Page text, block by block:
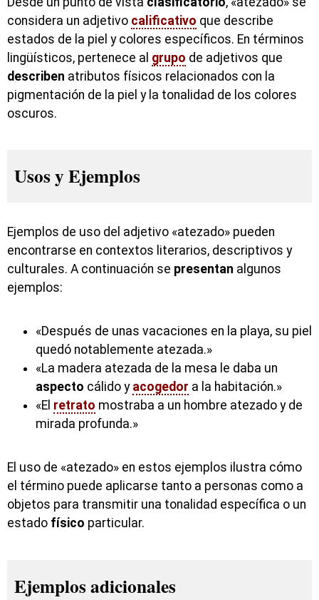
considera un adjetivo calificativo que describe
estados de la piel y colores específicos. En términos
lingüísticos, pertenece al grupo de adjetivos que
describen atributos físicos relacionados con la
pigmentación de la piel y la tonalidad de los colores
oscuros.
Usos y Ejemplos
Ejemplos de uso del adjetivo «atezado» pueden
encontrarse en contextos literarios, descriptivos y
culturales. A continuación se presentan algunos
ejemplos:
«Después de unas vacaciones en la playa, su piel
quedó notablemente atezada.»
«La madera atezada de la mesa le daba un
aspecto cálido y acogedor a la habitación.»
«El retrato mostraba a un hombre atezado y de
mirada profunda.»
El uso de «atezado» en estos ejemplos ilustra cómo
el término puede aplicarse tanto a personas como a
objetos para transmitir una tonalidad específica o un
estado físico particular.
Ejemplos adicionales